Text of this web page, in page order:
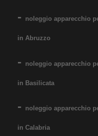
noleggio apparecchio
in Abruzzo
noleggio apparecchio
in Basilicata
noleggio apparecchio
in Calabria